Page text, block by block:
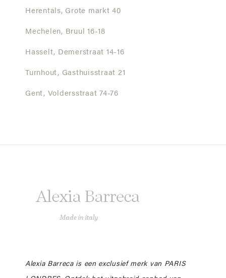
Herentals, Grote markt 40
Mechelen, Bruul 16-18
Hasselt, Demerstraat 14-16
Turnhout, Gasthuisstraat 21
Gent, Voldersstraat 74-76
Alexia Barreca is een exclusief merk van PARIS